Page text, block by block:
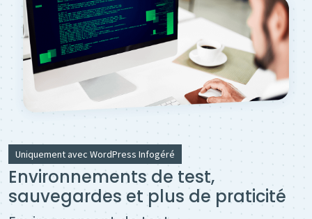
Uniquement avec WordPress Infogéré
Environnements de test,
sauvegardes et plus de praticité